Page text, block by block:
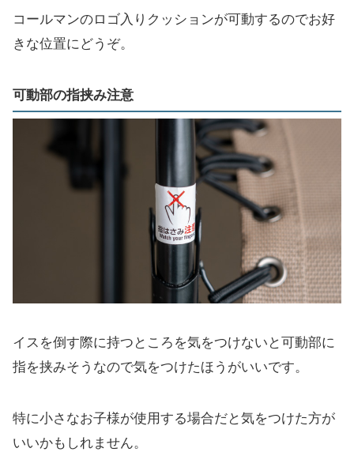
コールマンのロゴ入りクッションが可動するのでお好
きな位置にどうぞ。
可動部の指挟み注意
イスを倒す際に持つところを気をつけないと可動部に
指を挟みそうなので気をつけたほうがいいです。
特に小さなお子様が使用する場合だと気をつけた方が
いいかもしれません。